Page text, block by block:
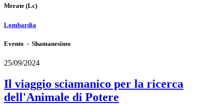
Merate (Lc)
Lombardia
Evento - Shamanesimo
25/09/2024
Il viaggio sciamanico per la ricerca
dell'Animale di Potere